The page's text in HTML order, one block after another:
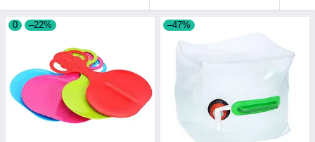
0 –22% –47%